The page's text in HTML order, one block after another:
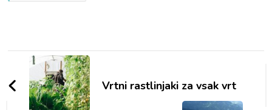
Navigacija
objav
Vrtni rastlinjaki za vsak vrt